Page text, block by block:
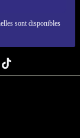
sont disponibles